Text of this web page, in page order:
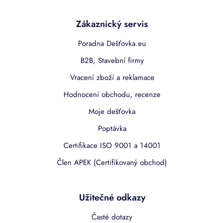
Zákaznický servis
Poradna Dešťovka.eu
B2B, Stavební firmy
Vracení zboží a reklamace
Hodnocení obchodu, recenze
Moje dešťovka
Poptávka
Certifikace ISO 9001 a 14001
Člen APEK (Certifikovaný obchod)
Užitečné odkazy
Časté dotazy